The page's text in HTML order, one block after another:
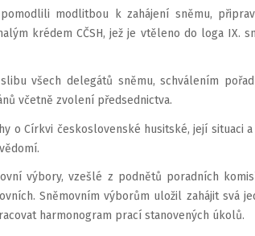
modlitbou k zahájení sněmu,
krédem CČSH, jež je vtěleno do loga IX.
všech delegátů sněmu, schválením
včetně zvolení předsednictva.
o Církvi československé husitské, její situaci
výbory, vzešlé z podnětů poradních
Sněmovním výborům uložil zahájit svá
harmonogram prací stanovených úkolů.